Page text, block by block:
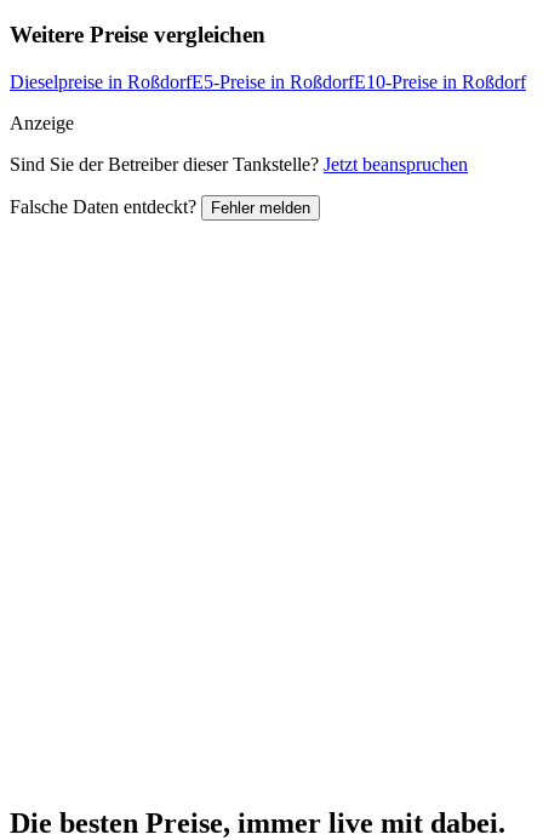
Weitere Preise vergleichen
Dieselpreise in RoßdorfE5-Preise in RoßdorfE10-Preise in Roßdorf
Anzeige
Sind Sie der Betreiber dieser Tankstelle? Jetzt beanspruchen
Falsche Daten entdeckt? Fehler melden
Die besten Preise, immer live mit dabei.